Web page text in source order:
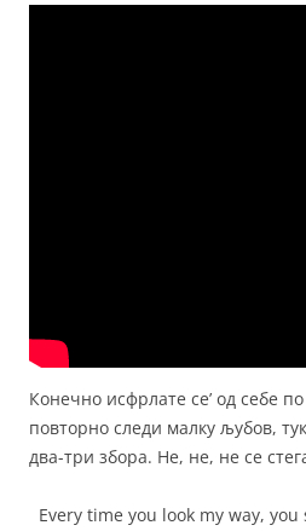
Конечно исфрлате се’ од себе
повторно следи малку љубов,
два-три збора. Не, не, не се
Every time you look my way,